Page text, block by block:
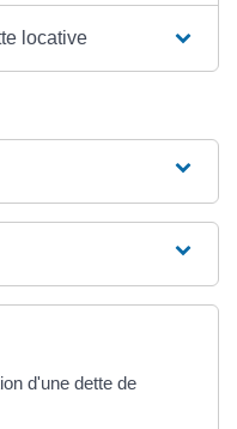
locative
d'une dette de